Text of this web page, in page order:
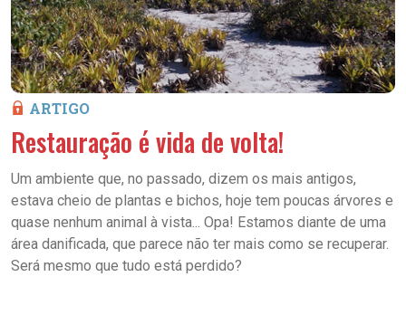
ARTIGO
Restauração é vida de volta!
Um ambiente que, no passado, dizem os mais antigos,
estava cheio de plantas e bichos, hoje tem poucas árvores e
quase nenhum animal à vista... Opa! Estamos diante de uma
área danificada, que parece não ter mais como se recuperar.
Será mesmo que tudo está perdido?